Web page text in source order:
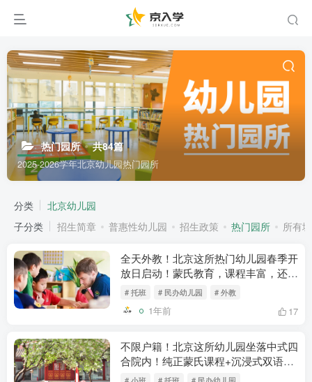
热门园所 共84篇
2025-2026学年北京幼儿园热门园所
分类
北京幼儿园
子分类
招生简章 普惠性幼儿园 招生政策 热门园所 所有
全天外教！北京这所热门幼儿园春季开
放日启动！蒙氏教育，课程丰富，还是
12年一贯制！
# 托班 # 民办幼儿园 # 外教
1年前 17
不限户籍！北京这所幼儿园坐落中式四
合院内！纯正蒙氏课程+沉浸式双语教
学~
# 小班 # 托班 # 民办幼儿园